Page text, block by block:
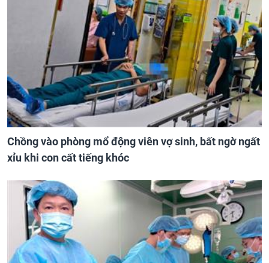
Chồng vào phòng mổ động viên vợ sinh, bất ngờ ngất
xỉu khi con cất tiếng khóc